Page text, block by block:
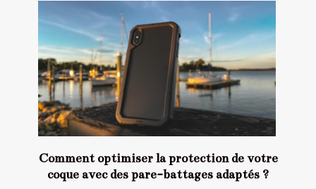
Comment optimiser la protection de votre
coque avec des pare-battages adaptés ?